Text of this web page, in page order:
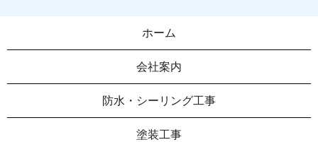
ホーム
会社案内
防水・シーリング工事
塗装工事